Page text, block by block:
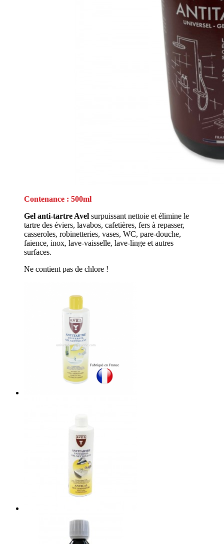
Contenance : 500ml
Gel anti-tartre Avel surpuissant nettoie et élimine le
tartre des éviers, lavabos, cafetières, fers à repasser,
casseroles, robinetteries, vases, WC, pare-douche,
faience, inox, lave-vaisselle, lave-linge et autres
surfaces.
Ne contient pas de chlore !